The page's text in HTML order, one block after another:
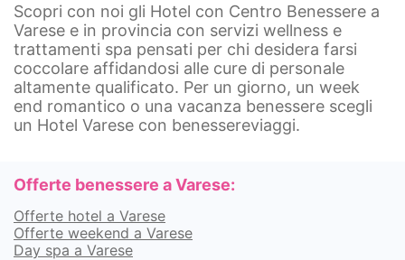
Scopri con noi gli Hotel con Centro Benessere a
Varese e in provincia con servizi wellness e
trattamenti spa pensati per chi desidera farsi
coccolare affidandosi alle cure di personale
altamente qualificato. Per un giorno, un week
end romantico o una vacanza benessere scegli
un Hotel Varese con benessereviaggi.
Offerte benessere a Varese:
Offerte hotel a Varese
Offerte weekend a Varese
Day spa a Varese